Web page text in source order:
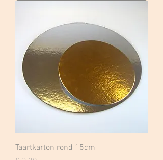
Taartkarton rond 15cm